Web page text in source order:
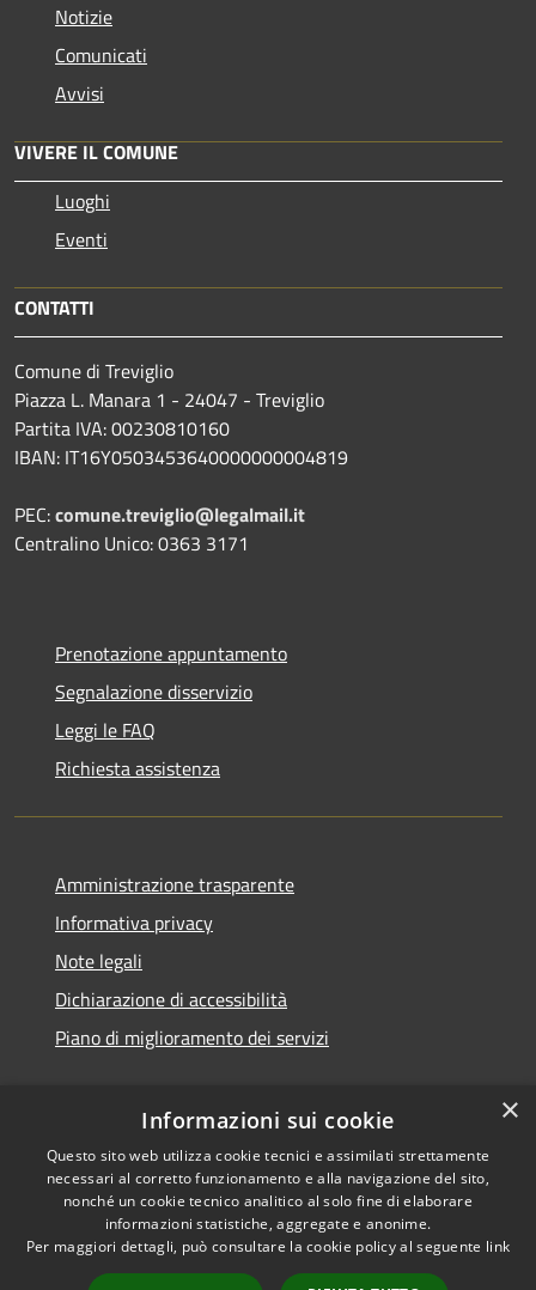
Notizie
Comunicati
Avvisi
VIVERE IL COMUNE
Luoghi
Eventi
CONTATTI
Comune di Treviglio
Piazza L. Manara 1 - 24047 - Treviglio
Partita IVA: 00230810160
IBAN: IT16Y0503453640000000004819
PEC:comune.treviglio@legalmail.it
Centralino Unico: 0363 3171
Prenotazione appuntamento
Segnalazione disservizio
Leggi le FAQ
Richiesta assistenza
Amministrazione trasparente
Informativa privacy
Note legali
Dichiarazione di accessibilità
Piano di miglioramento dei servizi
RSS
Accessibilità
Privacy
Cookie
Mappa del sito
Copyright © 2026 • Comune di
Treviglio • Powered by
Municipium•Accesso
redazione
×
Informazioni sui cookie
Questo sito web utilizza cookie tecnici e assimilati strettamente
necessari al corretto funzionamento e alla navigazione del sito,
nonché un cookie tecnico analitico al solo fine di elaborare
informazioni statistiche, aggregate e anonime.
Per maggiori dettagli, può consultare la cookie policy al seguente link